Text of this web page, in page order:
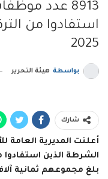
8913 عدد
استفادوا من
2025
بواسطة هيئة التحرير
شارك
أعلنت المديرية